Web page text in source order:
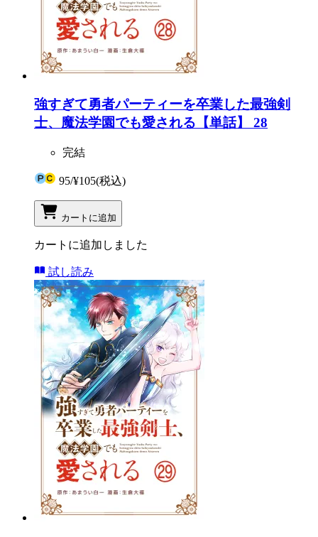
強すぎて勇者パーティーを卒業した最強剣
士、魔法学園でも愛される【単話】 28
完結
95/¥105(税込)
カートに追加
カートに追加しました
試し読み